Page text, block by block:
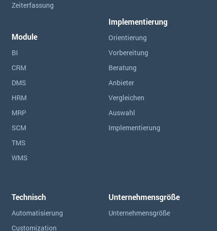
Zeiterfassung
Module
BI
CRM
DMS
HRM
MRP
SCM
TMS
WMS
Implementierung
Orientierung
Vorbereitung
Beratung
Anbieter
Vergleichen
Auswahl
Implementierung
Technisch
Automatisierung
Customization
Unternehmensgröße
Unternehmensgröße